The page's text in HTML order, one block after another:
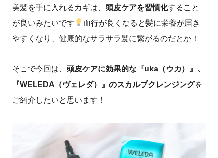
美髪を手に入れるカギは、 頭皮ケアを習慣化すること
が良いみたいです
血行が良くなると髪に栄養が届き
やすくなり、健康的なサラサラ髪に繋がるのだとか！
そこで今回は、 頭皮ケアに効果的な『uka（ウカ）』、
『WELEDA（ヴェレダ）』のスカルプクレンジングを
ご紹介したいと思います！